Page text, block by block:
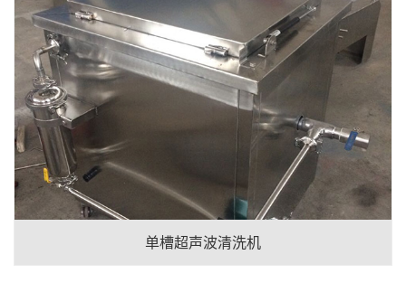
单槽超声波清洗机